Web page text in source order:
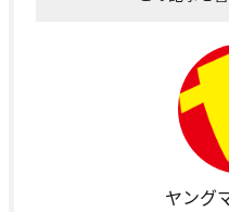
ヤング